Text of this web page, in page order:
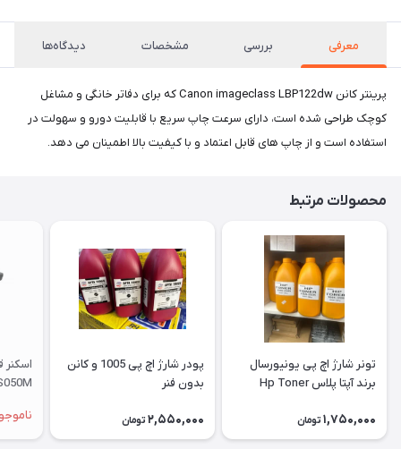
معرفی بررسی مشخصات دیدگاه‌ها
پرینتر کانن Canon imageclass LBP122dw که برای دفاتر خانگی و مشاغل
کوچک طراحی شده است، دارای سرعت چاپ سریع با قابلیت دورو و سهولت در
استفاده است و از چاپ های قابل اعتماد و با کیفیت بالا اطمینان می دهد.
محصولات مرتبط
تونر شارژ اچ پی یونیورسال
برند آپتا پلاس Hp Toner
1,750,000 تومان
پودر شارژ اچ پی 1005 و کانن
بدون فنر
2,550,000 تومان